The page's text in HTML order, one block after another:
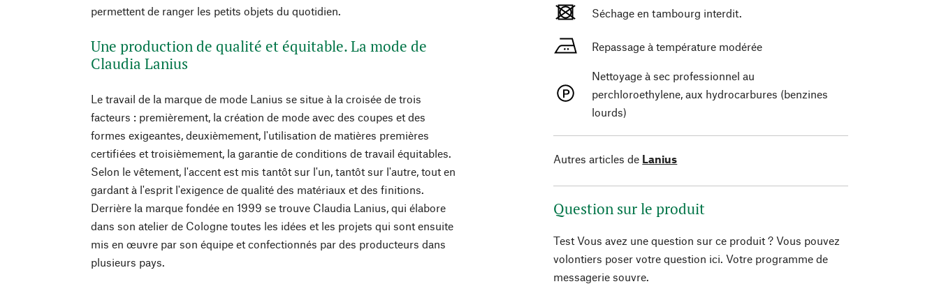
permettent de ranger les petits objets du quotidien.
Une production de qualité et équitable. La mode de
Claudia Lanius
Le travail de la marque de mode Lanius se situe à la croisée de trois
facteurs : premièrement, la création de mode avec des coupes et des
formes exigeantes, deuxièmement, l'utilisation de matières premières
certifiées et troisièmement, la garantie de conditions de travail équitables.
Selon le vêtement, l'accent est mis tantôt sur l'un, tantôt sur l'autre, tout en
gardant à l'esprit l'exigence de qualité des matériaux et des finitions.
Derrière la marque fondée en 1999 se trouve Claudia Lanius, qui élabore
dans son atelier de Cologne toutes les idées et les projets qui sont ensuite
mis en œuvre par son équipe et confectionnés par des producteurs dans
plusieurs pays.
Séchage en tambourg interdit.
Repassage à température modérée
Nettoyage à sec professionnel au
perchloroethylene, aux hydrocarbures (benzines
lourds)
Autres articles de Lanius
Question sur le produit
Test Vous avez une question sur ce produit ? Vous pouvez
volontiers poser votre question ici. Votre programme de
messagerie souvre.